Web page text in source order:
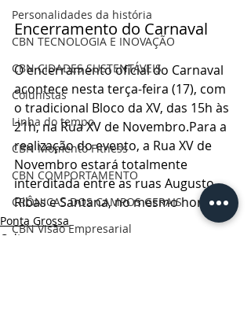
Personalidades da história
CBN TECNOLOGIA E INOVAÇÃO
CBN CIDADES SUSTENTÁVEIS
Colunistas
Linha do tempo
CBN Momento Fitness
CBN COMPORTAMENTO
CRÔNICAS DOS CAMPOS GERAIS
CBN Visão Empresarial
Encerramento do Carnaval
O encerramento oficial do Carnaval
acontece nesta terça-feira (17), com
o tradicional Bloco da XV, das 15h às
21h, na Rua XV de Novembro.Para a
realização do evento, a Rua XV de
Novembro estará totalmente
interditada entre as ruas Augusto
Ribas e Santana, no mesmo horário.
Ponta Grossa
Cultura